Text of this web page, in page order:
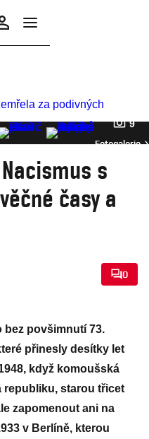
9
Fotogalerie
s
časy a
0
bez povšimnutí 73.
přinesly desítky let
když komoušská
republiku, starou třicet
zapomenout ani na
v Berlíně, kterou